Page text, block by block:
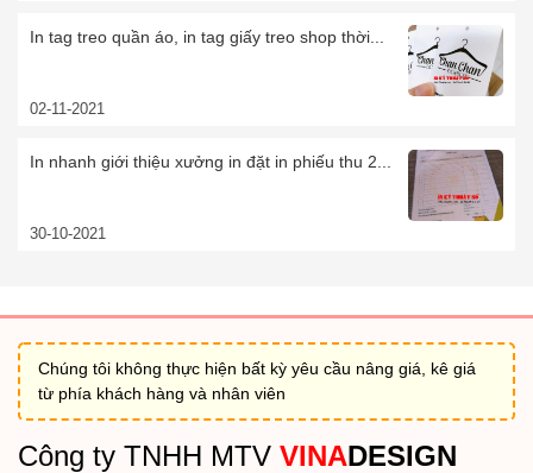
In tag treo quần áo, in tag giấy treo shop thời...
02-11-2021
In nhanh giới thiệu xưởng in đặt in phiếu thu 2...
30-10-2021
Chúng tôi không thực hiện bất kỳ yêu cầu nâng giá, kê giá
từ phía khách hàng và nhân viên
Công ty TNHH MTV VINADESIGN